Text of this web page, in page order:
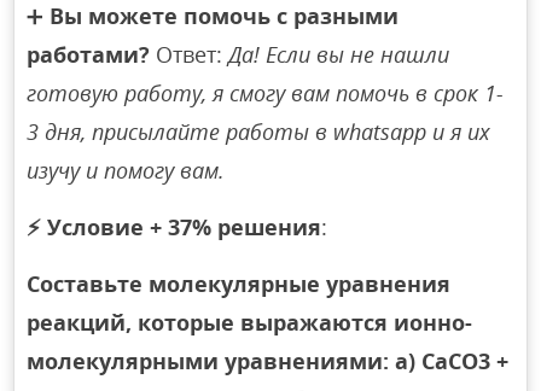
➕ Вы можете помочь с разными
работами? Ответ:Да! Если вы не нашли
готовую работу, я смогу вам помочь в срок 1-
3 дня, присылайте работы в whatsapp и я их
изучу и помогу вам.
⚡ Условие + 37% решения:
Составьте молекулярные уравнения
реакций, которые выражаются ионно-
молекулярными уравнениями: а) СаСО3 +